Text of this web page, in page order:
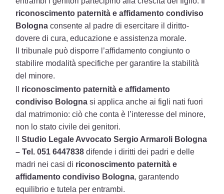
riconoscimento paternità e affidamento condiviso
Bologna consente al padre di esercitare il diritto-
dovere di cura, educazione e assistenza morale.
Il tribunale può disporre l’affidamento congiunto o
stabilire modalità specifiche per garantire la stabilità
del minore.
riconoscimento paternità e affidamento
condiviso Bologna si applica anche ai figli nati fuori
dal matrimonio: ciò che conta è l’interesse del minore,
non lo stato civile dei genitori.
IlStudio Legale Avvocato Sergio Armaroli Bologna
– Tel. 051 6447838 difende i diritti dei padri e delle
madri nei casi di riconoscimento paternità e
affidamento condiviso Bologna, garantendo
equilibrio e tutela per entrambi.